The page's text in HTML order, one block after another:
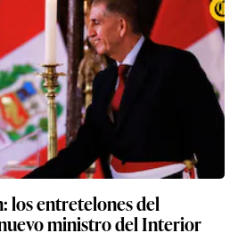
los entretelones del
ministro del Interior